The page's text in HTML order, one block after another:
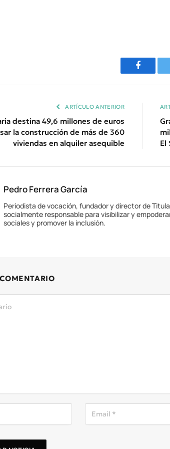
ARTÍCULO ANTERIOR
destina 49,6 millones de euros
la construcción de más de 360
viviendas en alquiler asequible
El
Pedro Ferrera García
Periodista de vocación, fundador y director de
socialmente responsable para visibilizar y
sociales y promover la inclusión.